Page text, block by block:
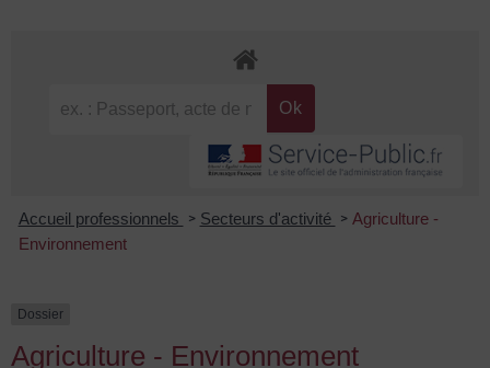
Accueil professionnels > Secteurs d'activité > Agriculture -
Environnement
Dossier
Agriculture - Environnement